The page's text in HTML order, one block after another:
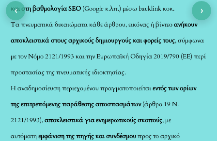
και στη βαθμολογία SEO (Google κ.λπ.) μέσω backlink κοκ.
Τα πνευματικά δικαιώματα κάθε άρθρου, εικόνας ή βίντεοανήκουν
αποκλειστικά στους αρχικούς δημιουργούς και φορείς τους, σύμφωνα
με τον Νόμο 2121/1993 και την Ευρωπαϊκή Οδηγία 2019/790 (ΕΕ) περί
προστασίας της πνευματικής ιδιοκτησίας.
Η αναδημοσίευση περιεχομένου πραγματοποιείταιεντός των ορίων
της επιτρεπόμενης παράθεσης αποσπασμάτων(άρθρο 19 Ν.
2121/1993),αποκλειστικά για ενημερωτικούς σκοπούς, με
αυτόματηεμφάνιση της πηγής και συνδέσμουπρος το αρχικό
‹ ›